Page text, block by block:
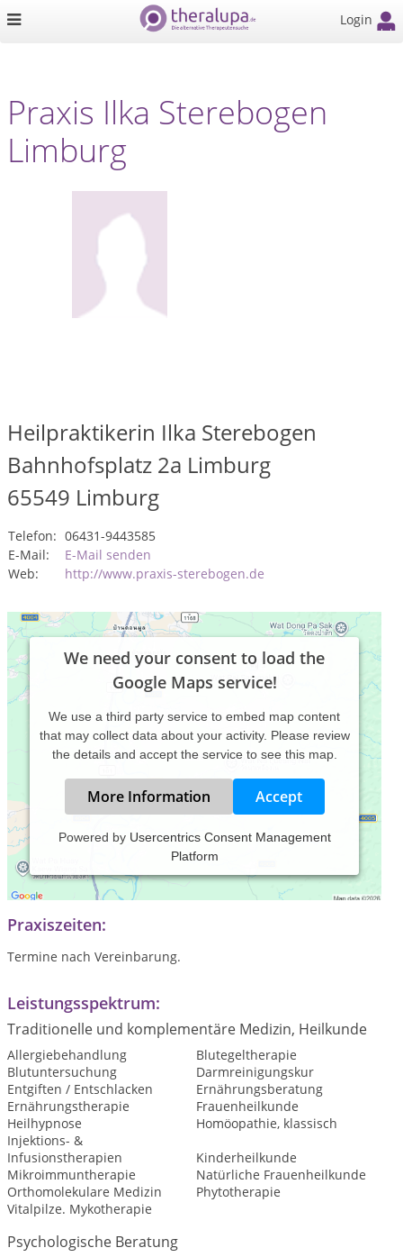
Login
Praxis Ilka Sterebogen
Limburg
Heilpraktikerin Ilka Sterebogen
Bahnhofsplatz 2a Limburg
65549 Limburg
Telefon: 06431-9443585
E-Mail:
E-Mail senden
Web:
http://www.praxis-sterebogen.de
We need your consent to load the
Google Maps service!
We use a third party service to embed map content
that may collect data about your activity. Please review
the details and accept the service to see this map.
More Information Accept
Powered by Usercentrics Consent Management
Platform
Frauengesundheit, Kinderwunsch, Allergien,
Nahrungsmittelunverträglichkeiten
Praxiszeiten:
Termine nach Vereinbarung.
Leistungsspektrum:
Traditionelle und komplementäre Medizin, Heilkunde
Allergiebehandlung
Blutegeltherapie
Blutuntersuchung
Darmreinigungskur
Entgiften / Entschlacken
Ernährungsberatung
Ernährungstherapie
Frauenheilkunde
Heilhypnose
Homöopathie, klassisch
Injektions- &
Infusionstherapien
Kinderheilkunde
Mikroimmuntherapie
Natürliche Frauenheilkunde
Orthomolekulare Medizin
Phytotherapie
Vitalpilze. Mykotherapie
Psychologische Beratung